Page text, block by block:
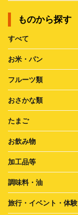
ものから探す
すべて
お米・パン
フルーツ類
おさかな類
たまご
お飲み物
加工品等
調味料・油
旅行・イベント・体験